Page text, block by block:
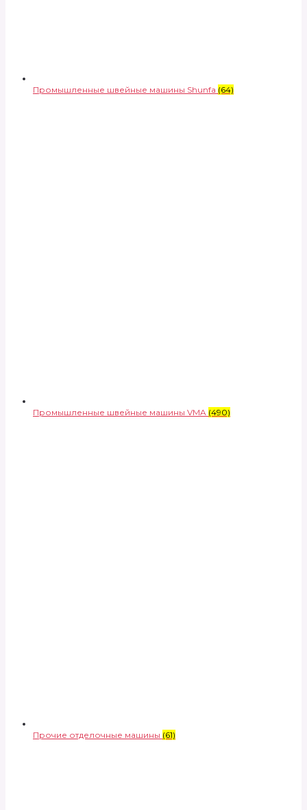
Промышленные швейные машины Shunfa (64)
Промышленные швейные машины VMA (490)
Прочие отделочные машины (61)